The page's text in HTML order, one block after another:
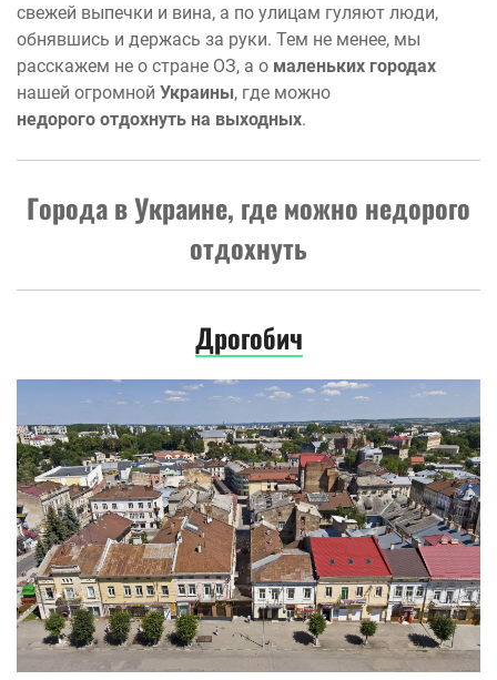
свежей выпечки и вина, а по улицам гуляют люди,
обнявшись и держась за руки. Тем не менее, мы
расскажем не о стране ОЗ, а о маленьких городах
нашей огромной Украины, где можно
недорого отдохнуть на выходных.
Города в Украине, где можно недорого
отдохнуть
Дрогобич